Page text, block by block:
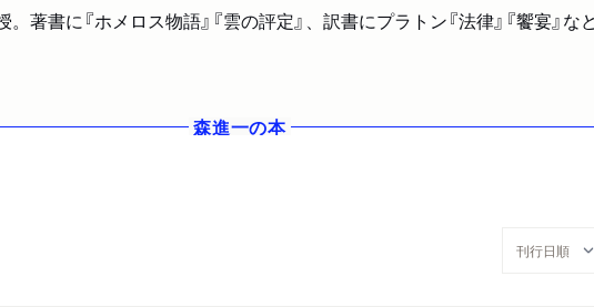
書に『ホメロス物語』『雲の評定』、訳書にプラトン『法律』『饗宴』な
森進一の本